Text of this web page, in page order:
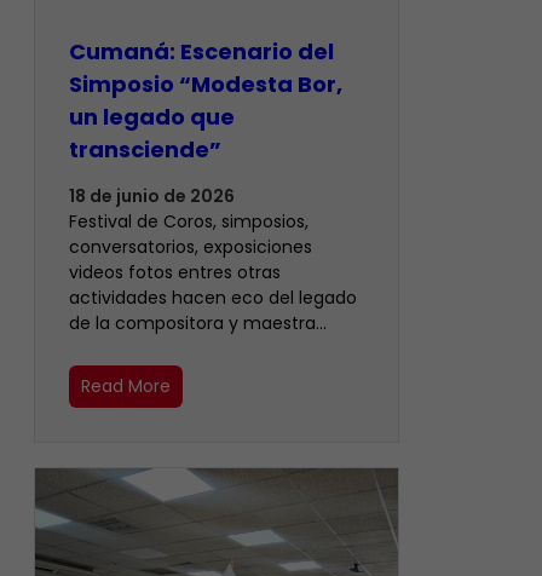
Cumaná: Escenario del
Simposio “Modesta Bor,
un legado que
transciende”
18 de junio de 2026
Festival de Coros, simposios,
conversatorios, exposiciones
videos fotos entres otras
actividades hacen eco del legado
de la compositora y maestra…
Read More